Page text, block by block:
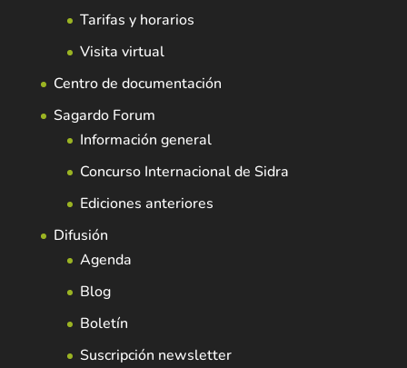
Tarifas y horarios
Visita virtual
Centro de documentación
Sagardo Forum
Información general
Concurso Internacional de Sidra
Ediciones anteriores
Difusión
Agenda
Blog
Boletín
Suscripción newsletter